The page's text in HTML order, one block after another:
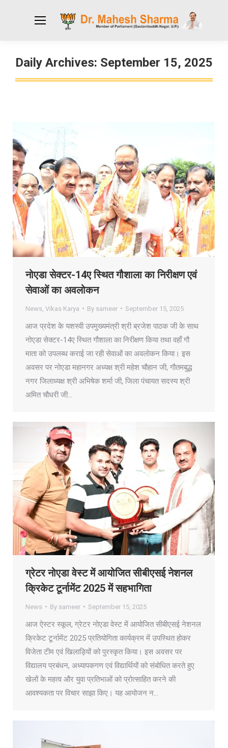
Daily Archives: September 15, 2025
You are here:
नोएडा सेक्टर-14ए स्थित गौशाला का निरीक्षण एवं
सेवाओं का अवलोकन
News Vikas Karya By sameer September 15, 2025
आज प्रदेश के यशस्वी उपमुख्यमंत्री श्री ब्रजेश पाठक जी के साथ
नोएडा सेक्टर-14ए स्थित गौशाला का निरीक्षण किया तथा वहाँ गौ
माता को उपलब्ध कराई जा रही सेवाओं का अवलोकन किया। इस
अवसर पर नोएडा महानगर अध्यक्ष श्री महेश चौहान जी, गौतमबुद्ध
नगर जिलाध्यक्ष श्री अभिषेक शर्मा जी, जिला पंचायत सदस्य श्री
अमित चौधरी जी…
ग्रेटर नोएडा वेस्ट में आयोजित सीबीएसई नेशनल
क्रिकेट टूर्नामेंट 2025 में सहभागिता
News By sameer September 15, 2025
आज ऐस्टर स्कूल, ग्रेटर नोएडा वेस्ट में आयोजित सीबीएसई नेशनल
क्रिकेट टूर्नामेंट 2025 प्रतियोगिता कार्यक्रम में उपस्थित होकर
विजेता टीम एवं खिलाड़ियों को पुरस्कृत किया। इस अवसर पर
विद्यालय प्रबंधन, अध्यापकगण एवं विद्यार्थियों को संबोधित करते हुए
खेलों के महत्व और युवा प्रतिभाओं को प्रोत्साहित करने की
आवश्यकता पर विचार साझा किए। यह आयोजन न…